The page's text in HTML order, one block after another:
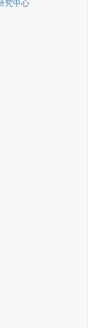
究中心